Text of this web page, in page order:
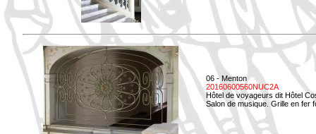
06 - Menton
20160600560NUC2A
Hôtel de voyageurs dit Hôtel
Salon de musique. Grille en fer